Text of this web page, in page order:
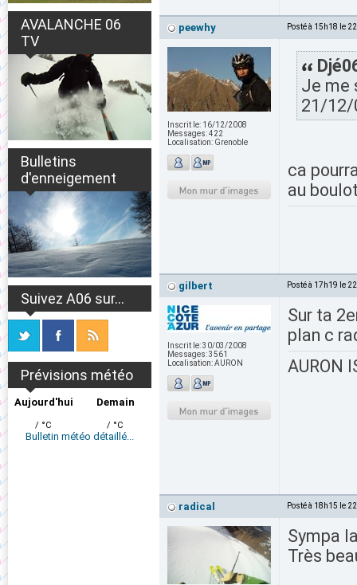
AVALANCHE 06
TV
Bulletins
d'enneigement
Suivez A06 sur...
Prévisions météo
Aujourd'hui
/ °C
Demain
/ °C
Bulletin météo détaillé...
peewhy Posté à 15h18 le
Inscrit le: 16/12/2008
Messages:422
Localisation: Grenoble
Je me
21/12/
ca
au
gilbert Posté à 17h19 le
Inscrit le:30/03/2008
Messages:3561
Localisation:AURON
Sur ta
plan c
AURON
radical Posté à 18h15 le
Sympa
Très